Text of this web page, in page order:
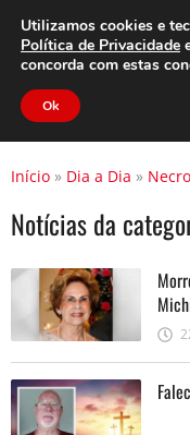
Clube do
Início » Dia a Dia »
Notícias da
Utilizamos cookies e
Política de Privacidade
concorda com estas
Ok